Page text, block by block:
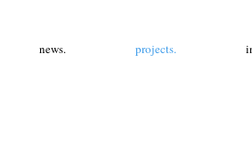
news. projects.